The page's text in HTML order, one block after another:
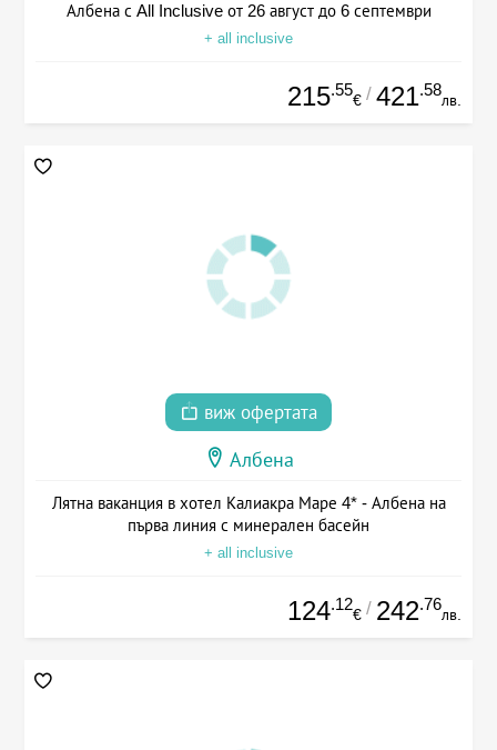
Албена с All Inclusive от 26 август до 6 септември
+ all inclusive
215.55
€ / 421.58
лв.
виж офертата
Албена
Лятна ваканция в хотел Калиакра Маре 4* - Албена на
първа линия с минерален басейн
+ all inclusive
124.12
€ / 242.76
лв.